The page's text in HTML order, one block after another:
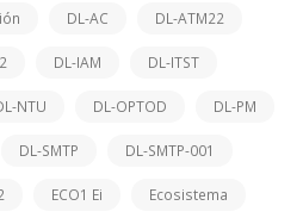
DL-AC DL-ATM22
DL-IAM DL-ITST
NTU DL-OPTOD DL-PM
DL-SMTP DL-SMTP-001
ECO1 Ei Ecosistema